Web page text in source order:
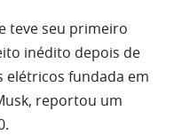
teve seu primeiro
inédito depois de
elétricos fundada em
reportou um